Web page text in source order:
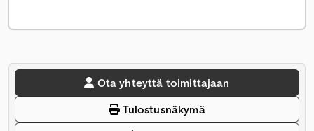
Ota yhteyttä toimittajaan
Tulostusnäkymä